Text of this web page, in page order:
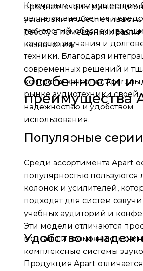
предназначены для
установки и обеспечивают
работу в помещениях
назначения.
Ключевым преимуществом
является внедрение
технологий,
качество звучания и
техники. Благодаря
современных решений и
контролю качества, Apart
рынке аудиотехники своей
надежностью и удобством
использования.
Особенности и
преимущества
Популярные серии
Среди ассортимента Apart
популярностью пользуются
колонок и усилителей,
подходят для систем
учебных аудиторий и
Эти модели отличаются
монтажа и возможностью
комплексные системы
Удобство и
Продукция Apart